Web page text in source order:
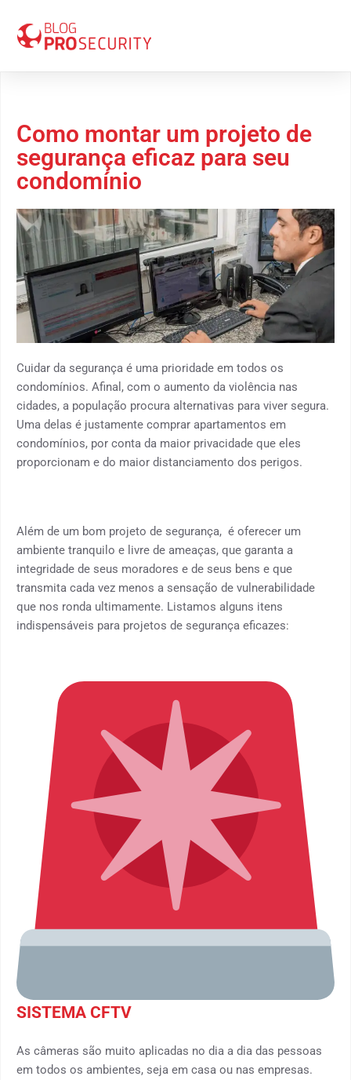
Como montar um projeto de
segurança eficaz para seu
condomínio
Cuidar da segurança é uma prioridade em todos os
condomínios. Afinal, com o aumento da violência nas
cidades, a população procura alternativas para viver segura.
Uma delas é justamente comprar apartamentos em
condomínios, por conta da maior privacidade que eles
proporcionam e do maior distanciamento dos perigos.
Além de um bom projeto de segurança, é oferecer um
ambiente tranquilo e livre de ameaças, que garanta a
integridade de seus moradores e de seus bens e que
transmita cada vez menos a sensação de vulnerabilidade
que nos ronda ultimamente. Listamos alguns itens
indispensáveis para projetos de segurança eficazes:
SISTEMA CFTV
As câmeras são muito aplicadas no dia a dia das pessoas
em todos os ambientes, seja em casa ou nas empresas.